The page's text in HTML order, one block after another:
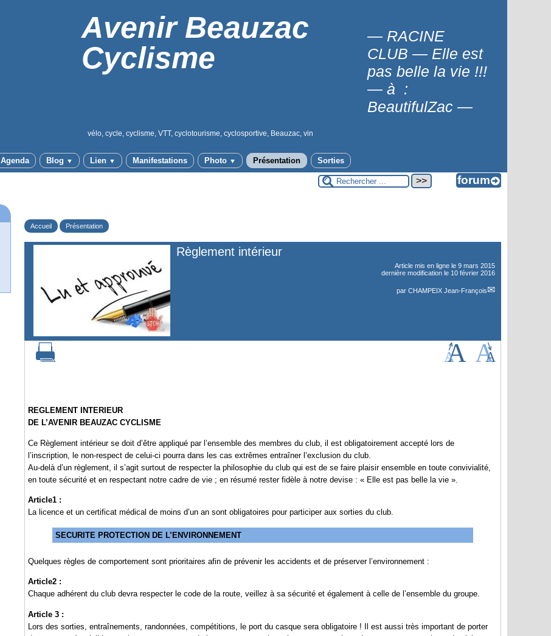
Avenir Beauzac
Cyclisme
— RACINE
CLUB — Elle est
pas belle la vie !!!
— à :
BeautifulZac —
vélo, cycle, cyclisme, VTT, cyclotourisme, cyclosportive, Beauzac, vin
Agenda Blog ▼ Lien ▼ Manifestations Photo ▼ Présentation Sorties
Accueil Présentation
Règlement intérieur
Article mis en ligne le 9 mars 2015
dernière modification le 10 février 2016
par CHAMPEIX Jean-François
REGLEMENT INTERIEUR
DE L’AVENIR BEAUZAC CYCLISME
Ce Règlement intérieur se doit d’être appliqué par l’ensemble des membres du club, il est obligatoirement accepté lors de
l’inscription, le non-respect de celui-ci pourra dans les cas extrêmes entraîner l’exclusion du club.
Au-delà d’un règlement, il s’agit surtout de respecter la philosophie du club qui est de se faire plaisir ensemble en toute convivialité,
en toute sécurité et en respectant notre cadre de vie ; en résumé rester fidèle à notre devise : « Elle est pas belle la vie ».
Article1 :
La licence et un certificat médical de moins d’un an sont obligatoires pour participer aux sorties du club.
SECURITE PROTECTION DE L’ENVIRONNEMENT
Quelques règles de comportement sont prioritaires afin de prévenir les accidents et de préserver l’environnement :
Article2 :
Chaque adhérent du club devra respecter le code de la route, veillez à sa sécurité et également à celle de l’ensemble du groupe.
Article 3 :
Lors des sorties, entraînements, randonnées, compétitions, le port du casque sera obligatoire ! Il est aussi très important de porter